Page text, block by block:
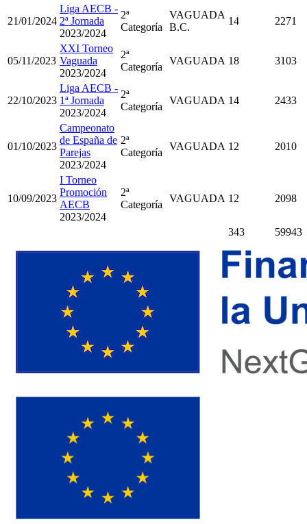
21/01/2024
Liga AECB -
2ª Jornada
2023/2024
2ª
Categoría
VAGUADA
B.C.
14 2271
05/11/2023
XXI Torneo
Vaguada
2023/2024
2ª
Categoría
VAGUADA 18 3103
22/10/2023
Liga AECB -
1ª Jornada
2023/2024
2ª
Categoría
VAGUADA 14 2433
01/10/2023
Campeonato
de España de
Parejas
2023/2024
2ª
Categoría
VAGUADA 12 2010
10/09/2023
I Torneo
Promoción
AECB
2023/2024
2ª
Categoría
VAGUADA 12 2098
343 59943